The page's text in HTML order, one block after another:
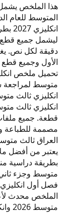
هذا الملخص
دقيقة لكل نص.
الأول وجميع قطع
متوسط لمراجعة
انكليزي ثالث
انكليزي ثالث
مصممة للطباعة
العراق ثالث
يعتبر من أفضل
بطريقة دراسية
متوسط وجزء
فصل أول